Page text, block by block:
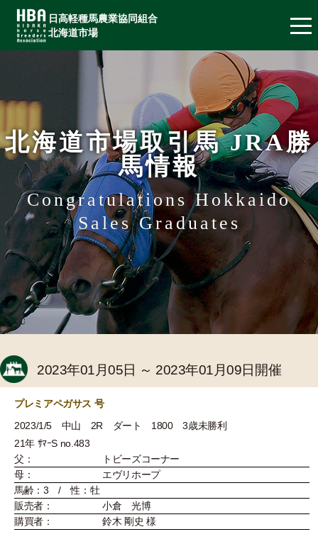
日高軽種馬農業協同組合
北海道市場
北海道市場取引馬 JRA勝
馬情報
Congratulations Hokkaido
Sales Graduates
2023年01月05日 ～ 2023年01月09日開催
プレミアペガサス 号
2023/1/5 中山 2R ダート 1800 3歳未勝利
21年 ｻﾏｰS no.483
父：
トビーズコーナー
母：
エヴリホープ
馬齢：3 / 性：牡
販売者：
小倉 光博
購買者：
鈴木 剛史 様